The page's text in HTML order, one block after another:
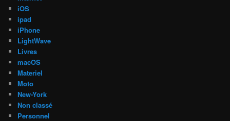
iOS
ipad
iPhone
LightWave
Livres
macOS
Materiel
Moto
New-York
Non classé
Personnel